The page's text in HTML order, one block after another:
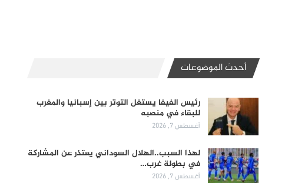
أحدث الموضوعات
رئيس الفيفا يستغل التوتر بين إسبانيا والمغرب
للبقاء في منصبه
أغسطس 7, 2026
لهذا السبب..الهلال السوداني يعتذر عن المشاركة
في بطولة غرب…
أغسطس 7, 2026